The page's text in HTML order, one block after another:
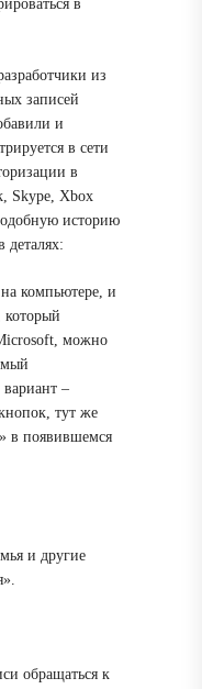
в
из
записей
и
в сети
в
Skype, Xbox
историю
деталях:
компьютере, и
который
можно
–
тут же
в появившемся
и другие
обращаться к